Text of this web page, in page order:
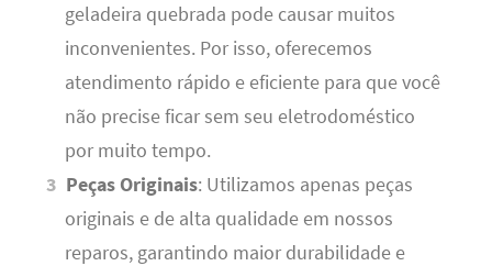
geladeira quebrada pode causar muitos
inconvenientes. Por isso, oferecemos
atendimento rápido e eficiente para que você
não precise ficar sem seu eletrodoméstico
por muito tempo.
Peças Originais: Utilizamos apenas peças
originais e de alta qualidade em nossos
reparos, garantindo maior durabilidade e